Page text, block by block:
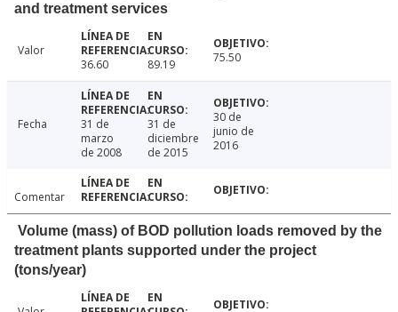
and treatment services
Valor
36.60
89.19 75.50
Fecha
31 de
marzo
de 2008
31 de
diciembre
de 2015
30 de
junio de
2016
Comentar
Volume (mass) of BOD pollution loads removed by the
treatment plants supported under the project
(tons/year)